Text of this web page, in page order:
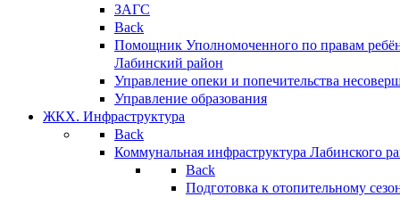
ЗАГС
Back
Помощник Уполномоченного по правам
Лабинский район
Управление опеки и попечительства
Управление образования
ЖКХ. Инфраструктура
Back
Коммунальная инфраструктура Лабинского
Back
Подготовка к отопительному